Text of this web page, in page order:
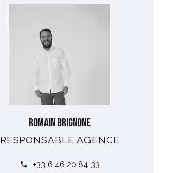
Romain BRIGNONE
RESPONSABLE AGENCE
+33 6 46 20 84 33